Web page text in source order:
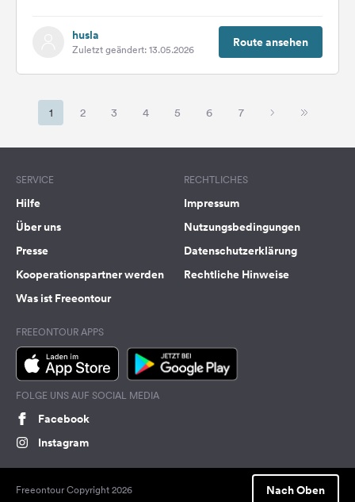
husla
Zuletzt geändert: 13.05.2026 Route ansehen
1 2 3 4 5 6 7
SERVICE
Hilfe
Über uns
Presse
Kooperationspartner werden
Was ist Freeontour
RECHTLICHES
Impressum
Nutzungsbedingungen
Datenschutzerklärung
Rechtliche Hinweise
FREEONTOUR APPS
FOLGE UNS AUF SOCIAL MEDIA
Facebook
Instagram
Freeontour Copyright 2026 Nach Oben